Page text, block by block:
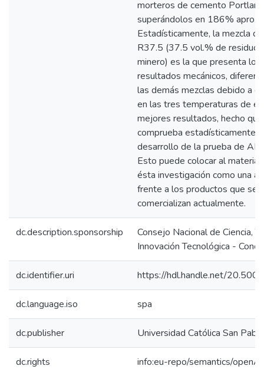
morteros de cemento
superándolos en 186%
Estadísticamente, la mezcla
R37.5 (37.5 vol.% de residuo
minero) es la que presenta
resultados mecánicos,
las demás mezclas debido a
en las tres temperaturas de
mejores resultados, hecho
comprueba estadísticamente
desarrollo de la prueba de
Esto puede colocar al material
ésta investigación como una
frente a los productos que se
comercializan actualmente.
dc.description.sponsorship
Consejo Nacional de Ciencia,
Innovación Tecnológica -
dc.identifier.uri https://hdl.handle.net/
dc.language.iso spa
dc.publisher Universidad Católica San Pablo
dc.rights info:eu-repo/semantics/